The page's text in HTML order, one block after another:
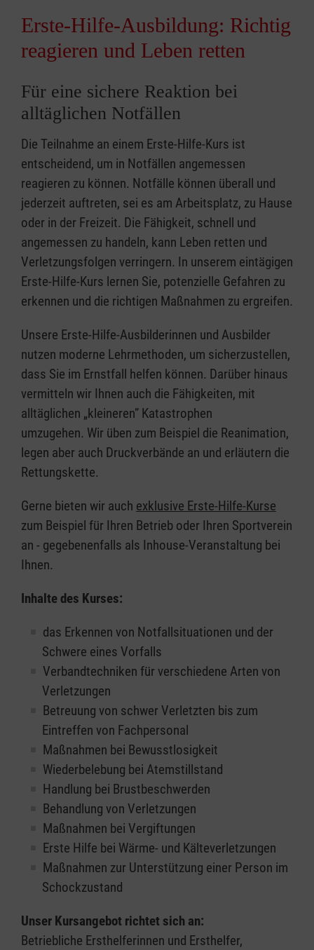
Erste-Hilfe-Ausbildung: Richtig
reagieren und Leben retten
Für eine sichere Reaktion bei
alltäglichen Notfällen
Die Teilnahme an einem Erste-Hilfe-Kurs ist
entscheidend, um in Notfällen angemessen
reagieren zu können. Notfälle können überall und
jederzeit auftreten, sei es am Arbeitsplatz, zu Hause
oder in der Freizeit. Die Fähigkeit, schnell und
angemessen zu handeln, kann Leben retten und
Verletzungsfolgen verringern. In unserem eintägigen
Erste-Hilfe-Kurs lernen Sie, potenzielle Gefahren zu
erkennen und die richtigen Maßnahmen zu ergreifen.
Unsere Erste-Hilfe-Ausbilderinnen und Ausbilder
nutzen moderne Lehrmethoden, um sicherzustellen,
dass Sie im Ernstfall helfen können. Darüber hinaus
vermitteln wir Ihnen auch die Fähigkeiten, mit
alltäglichen „kleineren” Katastrophen
umzugehen. Wir üben zum Beispiel die Reanimation,
legen aber auch Druckverbände an und erläutern die
Rettungskette.
Gerne bieten wir auch exklusive Erste-Hilfe-Kurse
zum Beispiel für Ihren Betrieb oder Ihren Sportverein
an - gegebenenfalls als Inhouse-Veranstaltung bei
Ihnen.
Inhalte des Kurses:
das Erkennen von Notfallsituationen und der
Schwere eines Vorfalls
Verbandtechniken für verschiedene Arten von
Verletzungen
Betreuung von schwer Verletzten bis zum
Eintreffen von Fachpersonal
Maßnahmen bei Bewusstlosigkeit
Wiederbelebung bei Atemstillstand
Handlung bei Brustbeschwerden
Behandlung von Verletzungen
Maßnahmen bei Vergiftungen
Erste Hilfe bei Wärme- und Kälteverletzungen
Maßnahmen zur Unterstützung einer Person im
Schockzustand
Unser Kursangebot richtet sich an:
Betriebliche Ersthelferinnen und Ersthelfer,